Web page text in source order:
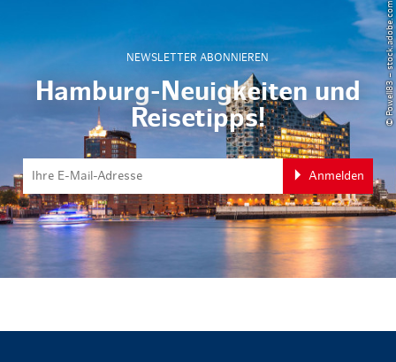
NEWSLETTER ABONNIEREN
Hamburg-Neuigkeiten und
Reisetipps!
Anmelden
© Powell83 – stock.adobe.com